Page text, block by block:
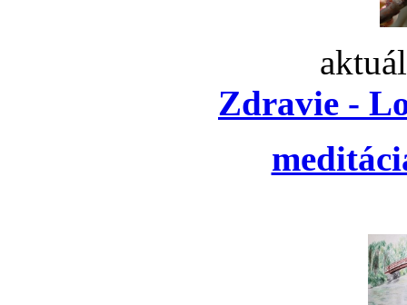
Zdravie -